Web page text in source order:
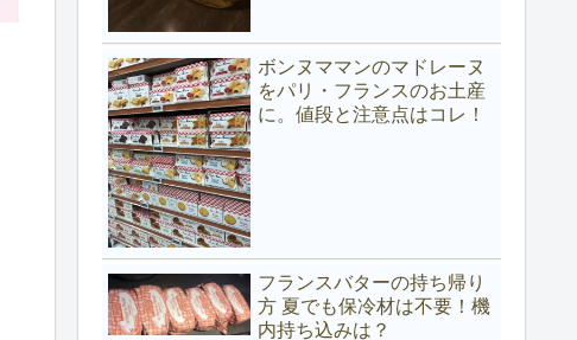
ボンヌママンのマドレーヌ
をパリ・フランスのお土産
に。値段と注意点はコレ！
フランスバターの持ち帰り
方 夏でも保冷材は不要！機
内持ち込みは？